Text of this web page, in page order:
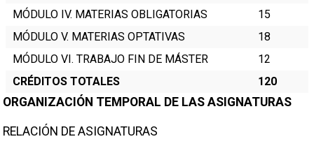
MÓDULO IV. MATERIAS OBLIGATORIAS
15
MÓDULO V. MATERIAS OPTATIVAS
18
MÓDULO VI. TRABAJO FIN DE MÁSTER
12
CRÉDITOS TOTALES
120
ORGANIZACIÓN TEMPORAL DE LAS ASIGNATURAS
RELACIÓN DE ASIGNATURAS